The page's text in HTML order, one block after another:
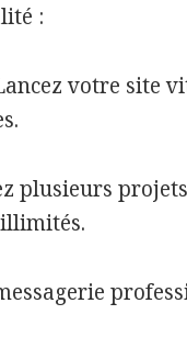
:
votre site
plusieurs